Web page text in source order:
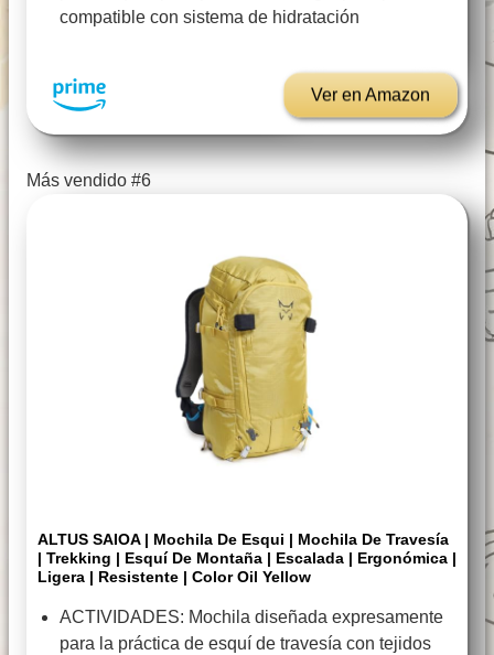
compatible con sistema de hidratación
Ver en Amazon
Más vendido #6
ALTUS SAIOA | Mochila De Esqui | Mochila De Travesía
| Trekking | Esquí De Montaña | Escalada | Ergonómica |
Ligera | Resistente | Color Oil Yellow
ACTIVIDADES: Mochila diseñada expresamente
para la práctica de esquí de travesía con tejidos